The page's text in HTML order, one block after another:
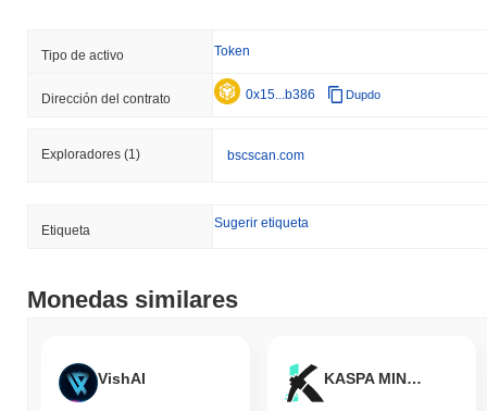
Tipo de activo Token
Dirección del contrato 0x15...b386 Dupdo
Exploradores (1) bscscan.com
Etiqueta Sugerir etiqueta
Monedas similares
VishAI KASPA MINING